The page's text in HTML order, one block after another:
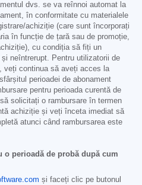
dvs. se va reînnoi automat la
în conformitate cu materialele
achiziție (care sunt încorporați
în funcție de țară sau de promoție,
cu condiția să fiți un
neîntrerupt. Pentru utilizatorii de
veți continua să aveți acces la
perioadei de abonament
pentru perioada curentă de
solicitați o rambursare în termen
achiziție și veți înceta imediat să
atunci când rambursarea este
o perioadă de probă după cum
și faceți clic pe butonul